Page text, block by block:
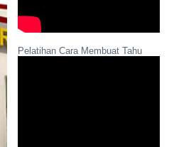
Pelatihan Cara Membuat Tahu